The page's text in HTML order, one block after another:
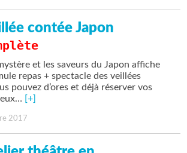
contée Japon
et les saveurs du Japon affiche
repas + spectacle des veillées
pouvez d’ores et déjà réserver vos
[+]
2017